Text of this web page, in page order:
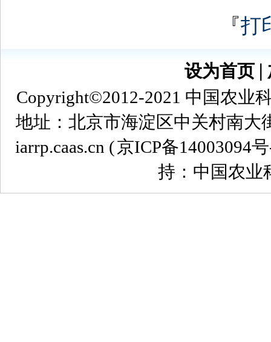
『打
设为首页
Copyright©2012-2021 中国农业
地址：北京市海淀区中关村南大
iarrp.caas.cn (京ICP备14003094
持：中国农